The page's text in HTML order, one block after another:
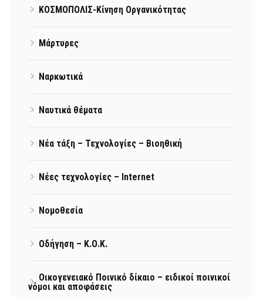
ΚΟΣΜΟΠΟΛΙΣ-Κίνηση Οργανικότητας
Μάρτυρες
Ναρκωτικά
Ναυτικά θέματα
Νέα τάξη – Τεχνολογίες – Βιοηθική
Νέες τεχνολογίες – Internet
Νομοθεσία
Οδήγηση – Κ.Ο.Κ.
Οικογενειακό Ποινικό δίκαιο – ειδικοί ποινικοί
νόμοι και αποφάσεις